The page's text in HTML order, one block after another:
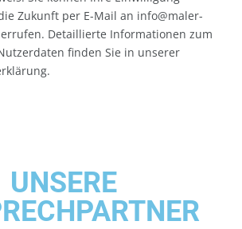
Zukunft per E-Mail an info@maler-
Detaillierte Informationen zum
finden Sie in unserer
UNSERE